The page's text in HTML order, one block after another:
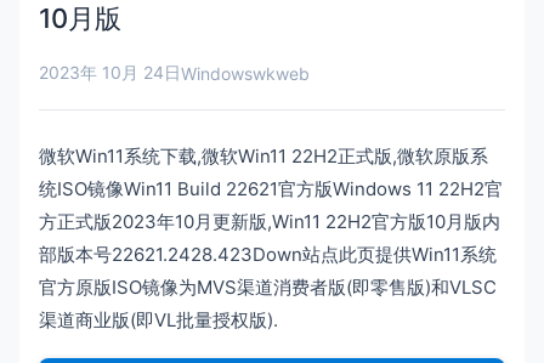
10月版
2023年 10月 24日Windowswkweb
微软Win11系统下载,微软Win11 22H2正式版,微软原版系
统ISO镜像Win11 Build 22621官方版Windows 11 22H2官
方正式版2023年10月更新版,Win11 22H2官方版10月版内
部版本号22621.2428.423Down站点此页提供Win11系统
官方原版ISO镜像为MVS渠道消费者版(即零售版)和VLSC
渠道商业版(即VL批量授权版).